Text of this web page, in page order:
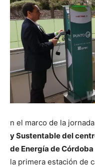
n el marco de la jornada
y Sustentable del
de Energía de Córdoba
la primera estación de